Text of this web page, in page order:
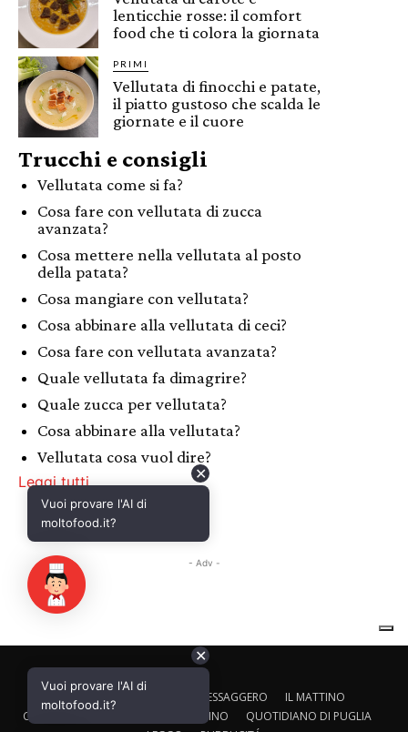
CALTAGIRONE EDITORE IL MESSAGGERO
IL MATTINO
CORRIERE ADRIATICO
IL GAZZETTINO
QUOTIDIANO DI PUGLIA
✕
Vuoi provare l'AI di
moltofood.it?